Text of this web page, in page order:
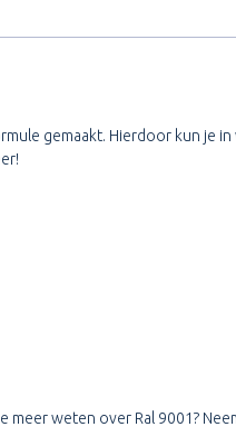
gemaakt. Hierdoor kun je
weten over Ral 9001?